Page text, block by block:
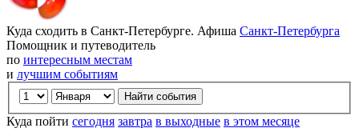
Куда сходить в Санкт-Петербурге. Афиша Санкт-Петербурга
Помощник и путеводитель
по интересным местам
и лучшим событиям
Куда пойти сегодня завтра в выходные в этом месяце